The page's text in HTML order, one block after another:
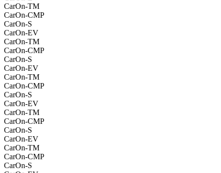
CarOn-TM
CarOn-CMP
CarOn-S
CarOn-EV
CarOn-TM
CarOn-CMP
CarOn-S
CarOn-EV
CarOn-TM
CarOn-CMP
CarOn-S
CarOn-EV
CarOn-TM
CarOn-CMP
CarOn-S
CarOn-EV
CarOn-TM
CarOn-CMP
CarOn-S